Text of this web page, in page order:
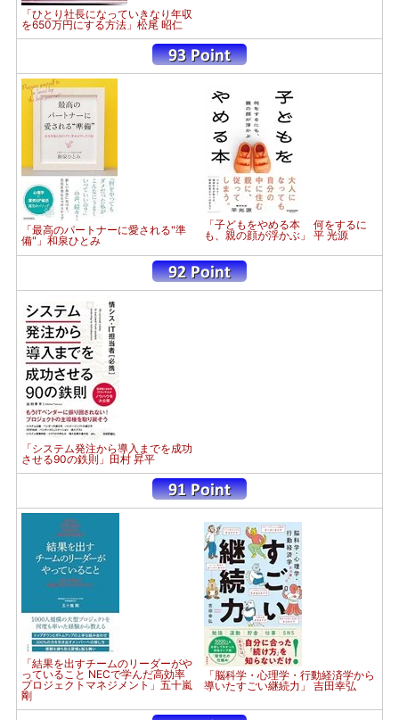
「ひとり社長になっていきなり年収
を650万円にする方法」松尾 昭仁
「最高のパートナーに愛される"準
備"」和泉ひとみ
「子どもをやめる本 何をするに
も、親の顔が浮かぶ」 平 光源
「システム発注から導入までを成功
させる90の鉄則」田村 昇平
「結果を出すチームのリーダーがや
っていること NECで学んだ高効率
プロジェクトマネジメント」五十嵐
剛
「脳科学・心理学・行動経済学から
導いたすごい継続力」 吉田幸弘